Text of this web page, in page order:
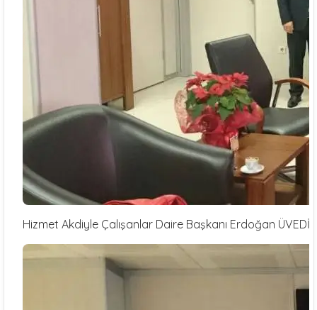
Hizmet Akdiyle Çalışanlar Daire Başkanı Erdoğan